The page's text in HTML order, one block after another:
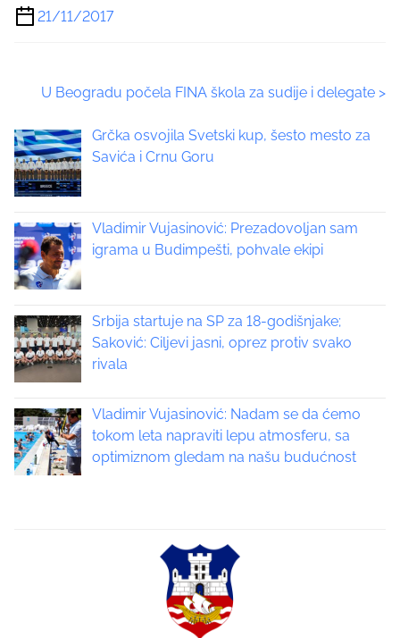
a
r
s
p
o
s
t
o
n
:
21/11/2017
o
s
t
s
n
a
v
i
g
a
U Beogradu počela FINA škola za sudije i delegate >
Grčka osvojila Svetski kup, šesto mesto za
Savića i Crnu Goru
Vladimir Vujasinović: Prezadovoljan sam
igrama u Budimpešti, pohvale ekipi
Srbija startuje na SP za 18-godišnjake;
Saković: Ciljevi jasni, oprez protiv svako
rivala
Vladimir Vujasinović: Nadam se da ćemo
tokom leta napraviti lepu atmosferu, sa
optimiznom gledam na našu budućnost